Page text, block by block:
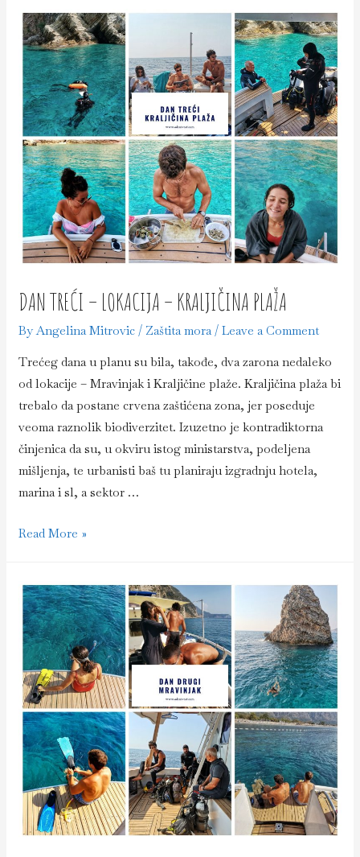
Birdwatching
DAN TREĆI – LOKACIJA – KRALJIČINA PLAŽA
By Angelina Mitrovic / Zaštita mora /Leave a Comment
Trećeg dana u planu su bila, takođe, dva zarona nedaleko
od lokacije – Mravinjak i Kraljičine plaže. Kraljičina plaža bi
trebalo da postane crvena zaštićena zona, jer poseduje
veoma raznolik biodiverzitet. Izuzetno je kontradiktorna
činjenica da su, u okviru istog ministarstva, podeljena
mišljenja, te urbanisti baš tu planiraju izgradnju hotela,
marina i sl, a sektor …
Dan
lokacija
–
Kraljičina
plaža
Read More »